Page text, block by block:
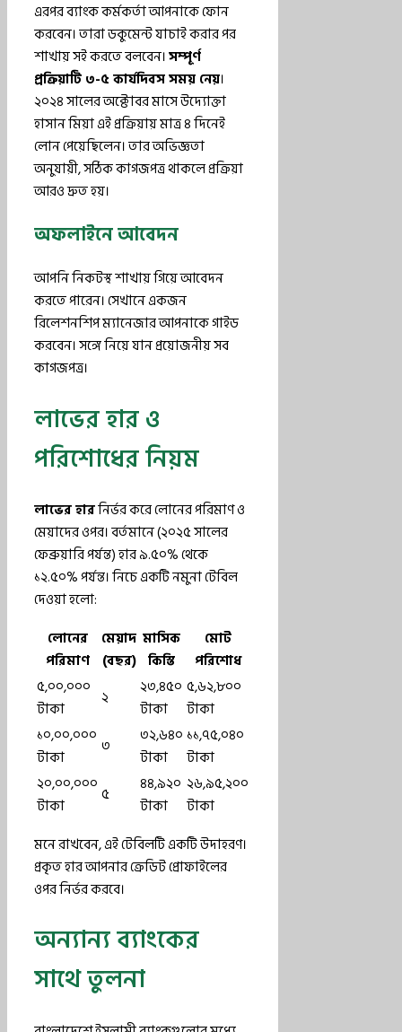
এরপর ব্যাংক কর্মকর্তা আপনাকে ফোন
করবেন। তারা ডকুমেন্ট যাচাই করার পর
শাখায় সই করতে বলবেন।সম্পূর্ণ
প্রক্রিয়াটি ৩-৫ কার্যদিবস সময় নেয়।
২০২৪ সালের অক্টোবর মাসে উদ্যোক্তা
হাসান মিয়া এই প্রক্রিয়ায় মাত্র ৪ দিনেই
লোন পেয়েছিলেন। তার অভিজ্ঞতা
অনুযায়ী, সঠিক কাগজপত্র থাকলে প্রক্রিয়া
আরও দ্রুত হয়।
অফলাইনে আবেদন
আপনি নিকটস্থ শাখায় গিয়ে আবেদন
করতে পারেন। সেখানে একজন
রিলেশনশিপ ম্যানেজার আপনাকে গাইড
করবেন। সঙ্গে নিয়ে যান প্রয়োজনীয় সব
কাগজপত্র।
লাভের হার ও
পরিশোধের নিয়ম
লাভের হারনির্ভর করে লোনের পরিমাণ ও
মেয়াদের ওপর। বর্তমানে (২০২৫ সালের
ফেব্রুয়ারি পর্যন্ত) হার ৯.৫০% থেকে
১২.৫০% পর্যন্ত। নিচে একটি নমুনা টেবিল
দেওয়া হলো:
লোনের
পরিমাণ
মেয়াদ
(বছর)
মাসিক
কিস্তি
মোট
পরিশোধ
৫,০০,০০০
টাকা
২
২৩,৪৫০
টাকা
৫,৬২,৮০০
টাকা
১০,০০,০০০
টাকা
৩
৩২,৬৪০
টাকা
১১,৭৫,০৪০
টাকা
২০,০০,০০০
টাকা
৫
৪৪,৯২০
টাকা
২৬,৯৫,২০০
টাকা
মনে রাখবেন, এই টেবিলটি একটি উদাহরণ।
প্রকৃত হার আপনার ক্রেডিট প্রোফাইলের
ওপর নির্ভর করবে।
অন্যান্য ব্যাংকের
সাথে তুলনা